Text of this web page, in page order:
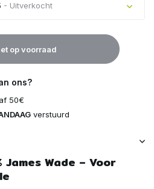
- Uitverkocht
Uitverkocht
Uitverkocht
op voorraad
ons?
50€
verstuurd
Wade – Voor